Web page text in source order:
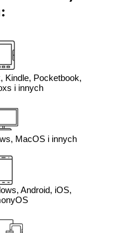
Kindle, Pocketbook,
i innych
MacOS i innych
Android, iOS,